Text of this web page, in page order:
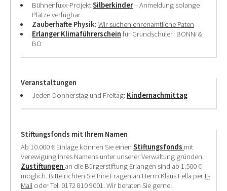
Bühnenfuxx-ProjektSilberkinder– Anmeldung solange
Plätze verfügbar
Zauberhafte Physik: Wir suchen ehrenamtliche Paten
Erlanger Klimaführerschein für Grundschüler: BONNi &
BO
Veranstaltungen
Jeden Donnerstag und Freitag: Kindernachmittag
Stiftungsfonds mit Ihrem Namen
Ab 10.000 € Einlage können Sie einen Stiftungsfonds mit
Verewigung Ihres Namens unter unserer Verwaltung gründen.
Zustiftungen an die Bürgerstiftung Erlangen sind ab 1.500 €
möglich. Bitte richten Sie Ihre Fragen an Herrn Klaus Fella per E-
Mail oder Tel. 0172 810 9001. Wir beraten Sie gerne!